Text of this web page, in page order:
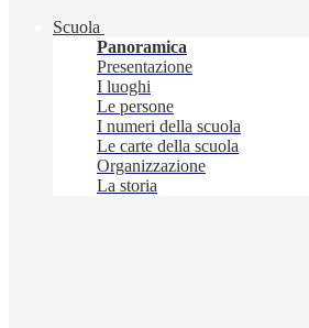
Scuola
Panoramica
Presentazione
I luoghi
Le persone
I numeri della scuola
Le carte della scuola
Organizzazione
La storia